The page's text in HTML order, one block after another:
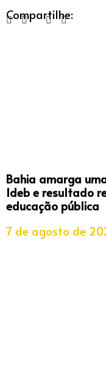
Compartilhe:
Bahia amarga
Ideb e resultado
educação pública
7 de agosto de